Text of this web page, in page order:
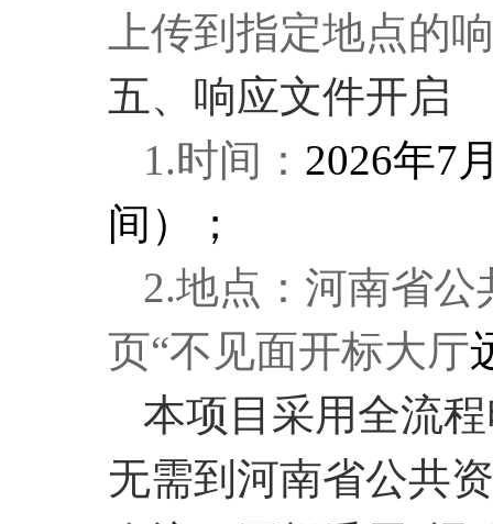
上传到指定地点的
五、响应文件开启
1.时间： 2026年7
间）；
2.地点：河南省
页“不见面开标大厅
本项目采用全流
无需到河南省公共